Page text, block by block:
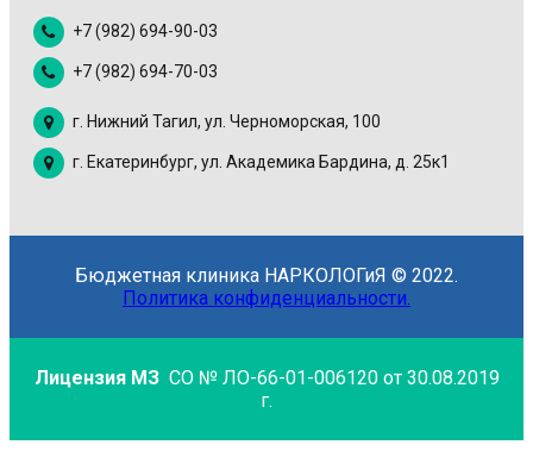
+7 (982) 694-90-03
+7 (982) 694-70-03
г. Нижний Тагил, ул. Черноморская, 100
г. Екатеринбург, ул. Академика Бардина, д. 25к1
Бюджетная клиника НАРКОЛОГиЯ © 2022.
Политика конфиденциальности.
Лицензия МЗСО № ЛО-66-01-006120 от 30.08.2019
г.